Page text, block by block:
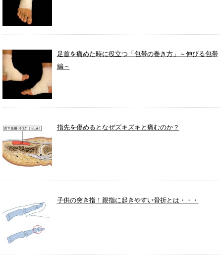
足首を痛めた時に役立つ「包帯の巻き方」～伸びる包帯
編～
指先を傷めるとなぜズキズキと痛むのか？
子供の突き指！親指に起きやすい骨折とは・・・